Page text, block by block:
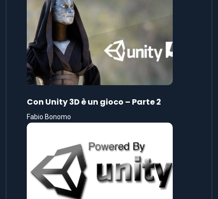
Con Unity 3D è un gioco – Parte 2
Fabio Bonomo